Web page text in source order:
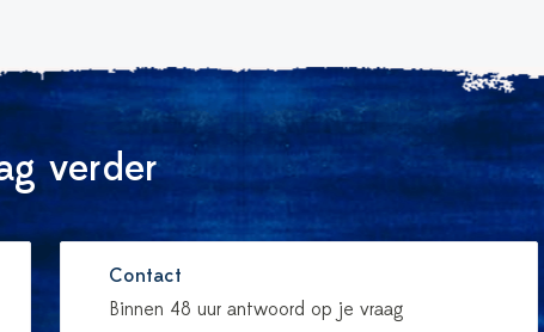
verder
Contact
Binnen 48 uur antwoord op je vraag